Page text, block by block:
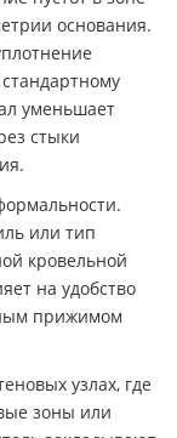
основания.
уменьшает
стыки
или тип
кровельной
на удобство
прижимом
узлах, где
зоны или